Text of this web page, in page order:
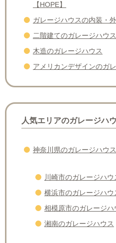
【HOPE】
ガレージハウスの内装・
二階建てのガレージハウス
木造のガレージハウス
アメリカンデザインのガ
人気エリアのガレージハ
神奈川県のガレージハウス
川崎市のガレージハウ
横浜市のガレージハウ
相模原市のガレージハ
湘南のガレージハウス